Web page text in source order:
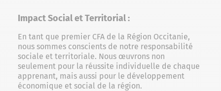
Impact Social et Territorial :
En tant que premier CFA de la Région Occitanie,
nous sommes conscients de notre responsabilité
sociale et territoriale. Nous œuvrons non
seulement pour la réussite individuelle de chaque
apprenant, mais aussi pour le développement
économique et social de la région.